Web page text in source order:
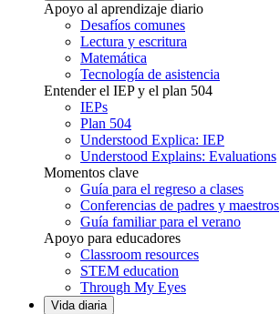
Apoyo al aprendizaje diario
Desafíos comunes
Lectura y escritura
Matemática
Tecnología de asistencia
Entender el IEP y el plan 504
IEPs
Plan 504
Understood Explica: IEP
Understood Explains: Evaluations
Momentos clave
Guía para el regreso a clases
Conferencias de padres y maestros
Guía familiar para el verano
Apoyo para educadores
Classroom resources
STEM education
Through My Eyes
Vida diaria